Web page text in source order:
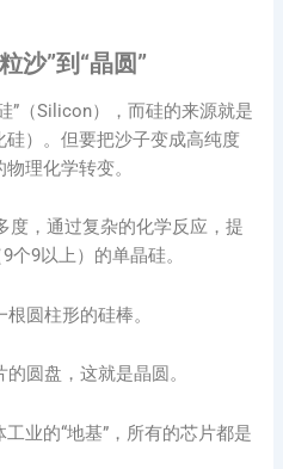
沙”到“晶圆”
”（Silicon），而硅的来源就是
）。但要把沙子变成高纯度
理化学转变。
度，通过复杂的化学反应，提
个9以上）的单晶硅。
圆柱形的硅棒。
圆盘，这就是晶圆。
业的“地基”，所有的芯片都是